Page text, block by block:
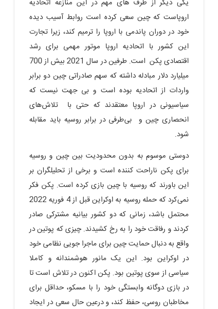
یکی دیگر از طرف های مهم در این منازعه اتحادیه
اروپاست که چین سعی کرده است روابط آسیب دیده
خود در دوران پاندمی‌ با اروپا را ترمیم کند، زیرا تجارت
این کشور با اتحادیه اروپا موتور مهمی‌ برای رشد
اقتصادی پکن است. طرفین در سال 2021 بیش از 700
میلیارد دلار مبادله داشته که سهم صادراتی چین دو برابر
واردات از اتحادیه بوده است و بی جهت نیست که
سیاسیونی در اروپا معتقدند که حتی با تلاش‌های
انحصاری چین و بی‌طرفی در برابر روسیه باید مقابله
شود.
دوستی موسوم به بدون محدودیت بین چین و روسیه
برای پکن ناراحت کننده است و برخی از تحلیلگران بر
این باورند که روسیه با چین بازی کرده است. پکن فکر
نمی‌کرد که حمله روسیه به اوکراین قبل از 4 فوریه 2022
محتمل باشد، زمانی که دو کشور بیانیه مشترکی صادر
کردند و رفاقت خود را به رخ کشیدند. چیزی که پوتین در
واقع به دنبال حمایت چین برای ماجرا جویی نظامی خود
در اوکراین بود. این یک مانور هوشمندانه و کاملا
سیاسی از سوی پوتین بود. پکن اکنون در تلاش است تا
در بازی دوگانه وابستگی خود را با مسکو، حداقل برای
مخاطبان روسی، حفظ کند، و درعین حال سعی در ایجاد